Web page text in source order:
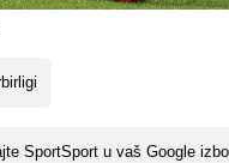
SportSport u vaš Google